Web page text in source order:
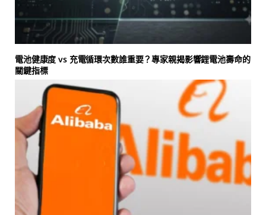
電池健康度 vs 充電循環次數誰重要？專家親揭影響鋰電池壽命的
關鍵指標